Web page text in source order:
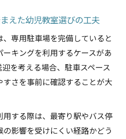
えた幼児教室選びの工夫
専用駐車場を完備していると
キングを利用するケースがあ
を考える場合、駐車スペース
さを事前に確認することが大
する際は、最寄り駅やバス停
影響を受けにくい経路かどう